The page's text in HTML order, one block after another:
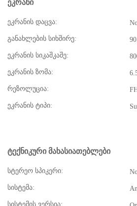
ეკრანი
ეკრანის დაცვა:
განახლების სიხშირე:
ეკრანის სიკაშკაშე:
ეკრანის ზომა:
რეზოლუცია:
ეკრანის ტიპი:
ტექნიკური მახასიათებლები
სტერეო სპიკერი:
სისტემა:
სისტემის ვერსია: